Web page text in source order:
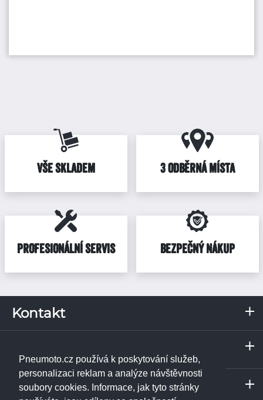
Pneumoto.cz používá k poskytování služeb,
personalizaci reklam a analýze návštěvnosti
soubory cookies. Informace, jak tyto stránky
VŠE SKLADEM 3 ODBĚRNÁ MÍSTA
PROFESIONÁLNÍ SERVIS BEZPEČNÝ NÁKUP
Kontakt
373 67Borek u Českých Budějovic
IČ: 02531348
DIČ: CZ02531348
Praha
Janpet - pneuservis
Libušská 230/74
142 00 Praha 4 - Libuš
Servis a odběrné místo
České Budějovice